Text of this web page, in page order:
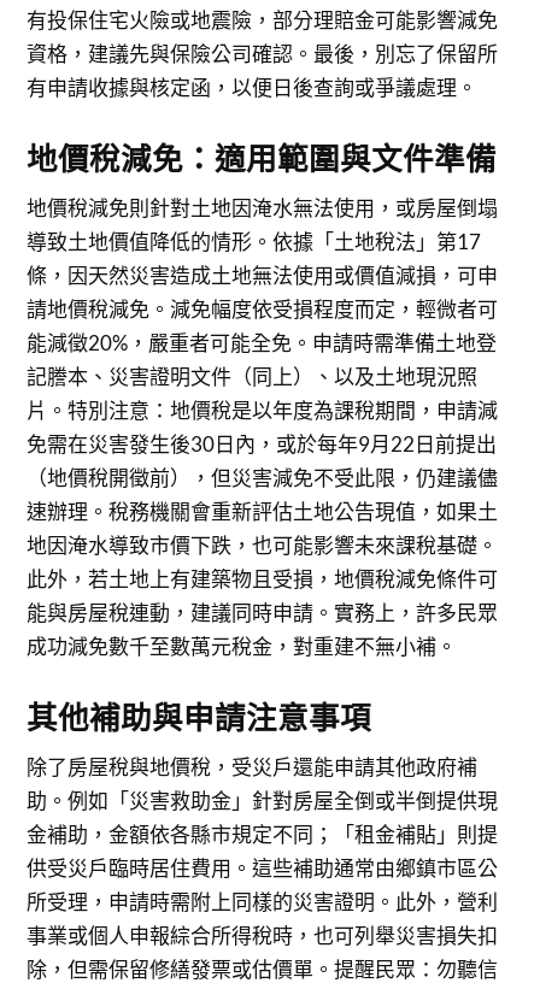
有投保住宅火險或地震險，部分理賠金可能影響減免
資格，建議先與保險公司確認。最後，別忘了保留所
有申請收據與核定函，以便日後查詢或爭議處理。
地價稅減免：適用範圍與文件準備
地價稅減免則針對土地因淹水無法使用，或房屋倒塌
導致土地價值降低的情形。依據「土地稅法」第17
條，因天然災害造成土地無法使用或價值減損，可申
請地價稅減免。減免幅度依受損程度而定，輕微者可
能減徵20%，嚴重者可能全免。申請時需準備土地登
記謄本、災害證明文件（同上）、以及土地現況照
片。特別注意：地價稅是以年度為課稅期間，申請減
免需在災害發生後30日內，或於每年9月22日前提出
（地價稅開徵前），但災害減免不受此限，仍建議儘
速辦理。稅務機關會重新評估土地公告現值，如果土
地因淹水導致市價下跌，也可能影響未來課稅基礎。
此外，若土地上有建築物且受損，地價稅減免條件可
能與房屋稅連動，建議同時申請。實務上，許多民眾
成功減免數千至數萬元稅金，對重建不無小補。
其他補助與申請注意事項
除了房屋稅與地價稅，受災戶還能申請其他政府補
助。例如「災害救助金」針對房屋全倒或半倒提供現
金補助，金額依各縣市規定不同；「租金補貼」則提
供受災戶臨時居住費用。這些補助通常由鄉鎮市區公
所受理，申請時需附上同樣的災害證明。此外，營利
事業或個人申報綜合所得稅時，也可列舉災害損失扣
除，但需保留修繕發票或估價單。提醒民眾：勿聽信